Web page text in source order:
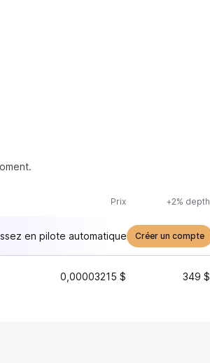
Prix +2% depth
en pilote automatique Créer un compte
0,00003215 $ 349 $